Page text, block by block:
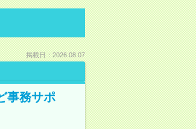
掲載日：2026.08.07
事務サポ